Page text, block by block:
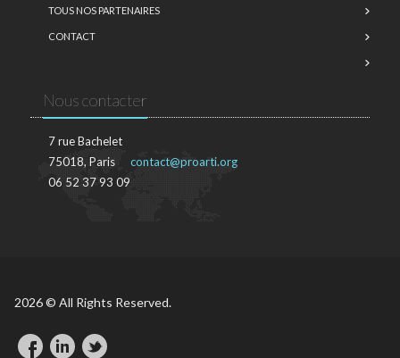
TOUS NOS PARTENAIRES
CONTACT
Nous contacter
7 rue Bachelet
75018, Paris
06 52 37 93 09
contact@proarti.org
2026 © All Rights Reserved.